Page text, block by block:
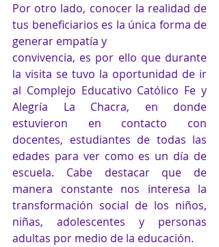
Por otro lado, conocer la realidad de
tus beneficiarios es la única forma de
generar empatía y
convivencia, es por ello que durante
la visita se tuvo la oportunidad de ir
al Complejo Educativo Católico Fe y
Alegría La Chacra, en donde
estuvieron en contacto con
docentes, estudiantes de todas las
edades para ver como es un día de
escuela. Cabe destacar que de
manera constante nos interesa la
transformación social de los niños,
niñas, adolescentes y personas
adultas por medio de la educación.